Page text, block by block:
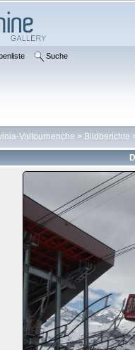
Suche
Valtournenche > Bildberichte